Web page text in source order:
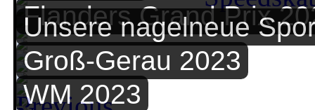
Flanders Grand Prix
Unsere nagelneue
Groß-Gerau 2023
WM 2023